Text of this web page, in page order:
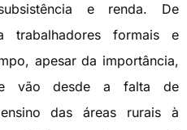
e renda. De
trabalhadores formais e
apesar da importância,
vão desde a falta de
das áreas rurais à